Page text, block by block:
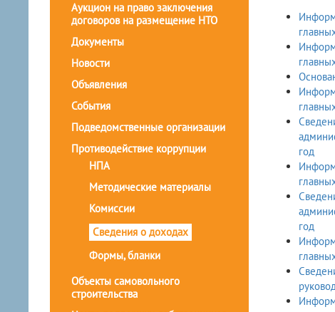
Аукцион на право заключения
договоров на размещение НТО
Документы
Новости
Объявления
События
Подведомственные организации
Противодействие коррупции
НПА
Методические материалы
Комиссии
Сведения о доходах
Формы, бланки
Объекты самовольного
строительства
год
год